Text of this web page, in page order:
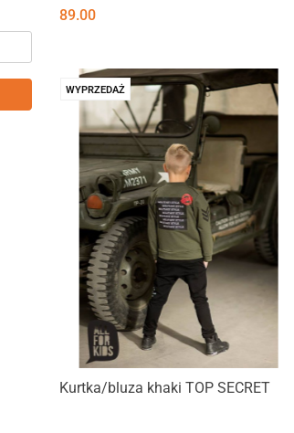
89.00
WYPRZEDAŻ
Kurtka/bluza khaki TOP SECRET